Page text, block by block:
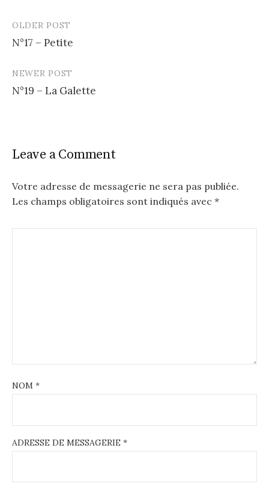
o
v
i
g
OLDER POST
N°17 – Petite
NEWER POST
N°19 – La Galette
Leave a Comment
Votre adresse de messagerie ne sera pas publiée.
Les champs obligatoires sont indiqués avec *
NOM *
ADRESSE DE MESSAGERIE *